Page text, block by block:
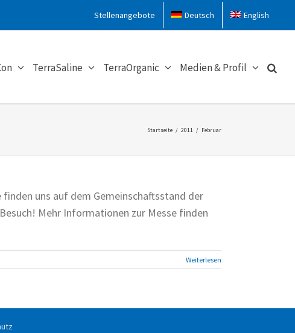
Stellenangebote Deutsch English
TerraSaline TerraOrganic Medien & Profil
Startseite / 2011 / Februar
uns auf dem Gemeinschaftsstand der
Mehr Informationen zur Messe finden
Weiterlesen